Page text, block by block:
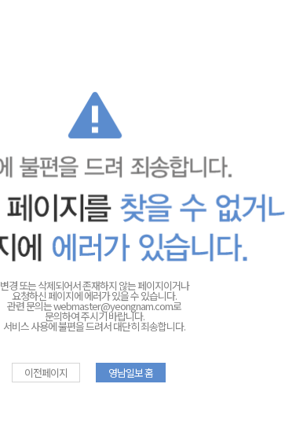
변경 또는 삭제되어서 존재하지 않는 페이지이거나
요청하신 페이지에 에러가 있을 수 있습니다.
관련 문의는webmaster@yeongnam.com로
문의하여 주시기 바랍니다.
서비스 사용에 불편을 드려서 대단히 죄송합니다.
이전페이지 영남일보 홈